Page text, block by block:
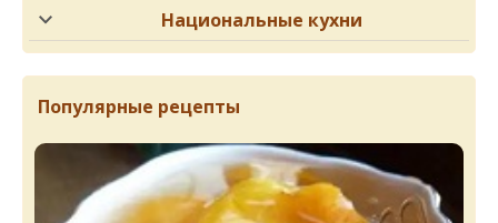
Национальные кухни
Популярные рецепты